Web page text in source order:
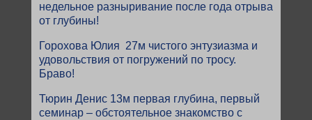
недельное разныривание после года отрыва
от глубины!
Горохова Юлия 27м чистого энтузиазма и
удовольствия от погружений по тросу.
Браво!
Тюрин Денис 13м первая глубина, первый
семинар – обстоятельное знакомство с